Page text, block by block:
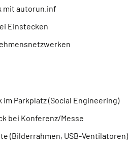
mit autorun.inf
Einstecken
im Parkplatz (Social Engineering)
bei Konferenz/Messe
(Bilderrahmen, USB-Ventilatoren)